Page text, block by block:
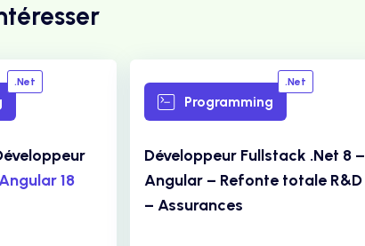
.Net
18
Programming
.Net
Développeur Fullstack .Net 8 –
Angular – Refonte totale R&D
– Assurances